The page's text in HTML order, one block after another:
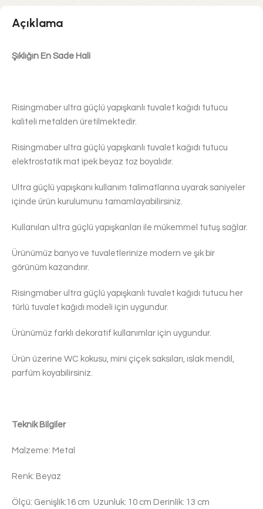
Açıklama
Şıklığın En Sade Hali
Risingmaber ultra güçlü yapışkanlı tuvalet kağıdı tutucu
kaliteli metalden üretilmektedir.
Risingmaber ultra güçlü yapışkanlı tuvalet kağıdı tutucu
elektrostatik mat ipek beyaz toz boyalıdır.
Ultra güçlü yapışkanı kullanım talimatlarına uyarak saniyeler
içinde ürün kurulumunu tamamlayabilirsiniz.
Kullanılan ultra güçlü yapışkanları ile mükemmel tutuş sağlar.
Ürünümüz banyo ve tuvaletlerinize modern ve şık bir
görünüm kazandırır.
Risingmaber ultra güçlü yapışkanlı tuvalet kağıdı tutucu her
türlü tuvalet kağıdı modeli için uygundur.
Ürünümüz farklı dekoratif kullanımlar için uygundur.
Ürün üzerine WC kokusu, mini çiçek saksıları, ıslak mendil,
parfüm koyabilirsiniz.
Teknik Bilgiler
Malzeme: Metal
Renk: Beyaz
Ölçü: Genişlik:16 cm Uzunluk: 10 cm Derinlik: 13 cm